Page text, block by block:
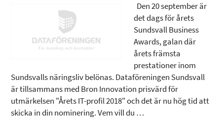
Den 20 september är
det dags för årets
Sundsvall Business
Awards, galan där
årets främsta
prestationer inom
Sundsvalls näringsliv belönas. Dataföreningen Sundsvall
är tillsammans med Bron Innovation prisvärd för
utmärkelsen "Årets IT-profil 2018" och det är nu hög tid att
skicka in din nominering. Vem vill du …